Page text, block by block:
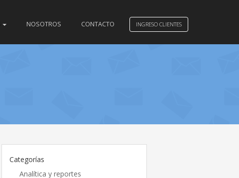
INGRESO CLIENTES
NOSOTROS CONTACTO
Categorías
Analítica y reportes